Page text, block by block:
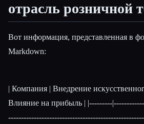
отрасль розничной
Вот информация, представленная в
Markdown:
| Компания | Внедрение
Влияние на прибыль | |---------